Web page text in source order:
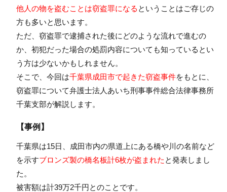
他人の物を盗むことは窃盗罪になる ということはご存じの
方も多いと思います。
ただ、窃盗罪で逮捕された後にどのような流れで進むの
か、初犯だった場合の処罰内容についても知っているとい
う方は少ないかもしれません。
そこで、今回は千葉県成田市で起きた窃盗事件をもとに、
窃盗罪について弁護士法人あいち刑事事件総合法律事務所
千葉支部が解説します。
【事例】
千葉県は15日、成田市内の県道上にある橋や川の名前など
を示すブロンズ製の橋名板計6枚が盗まれた と発表しまし
た。
被害額は計39万2千円とのことです。